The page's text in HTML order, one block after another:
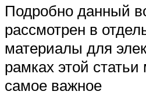
Подробно данный
рассмотрен в
материалы для
рамках этой
самое важное